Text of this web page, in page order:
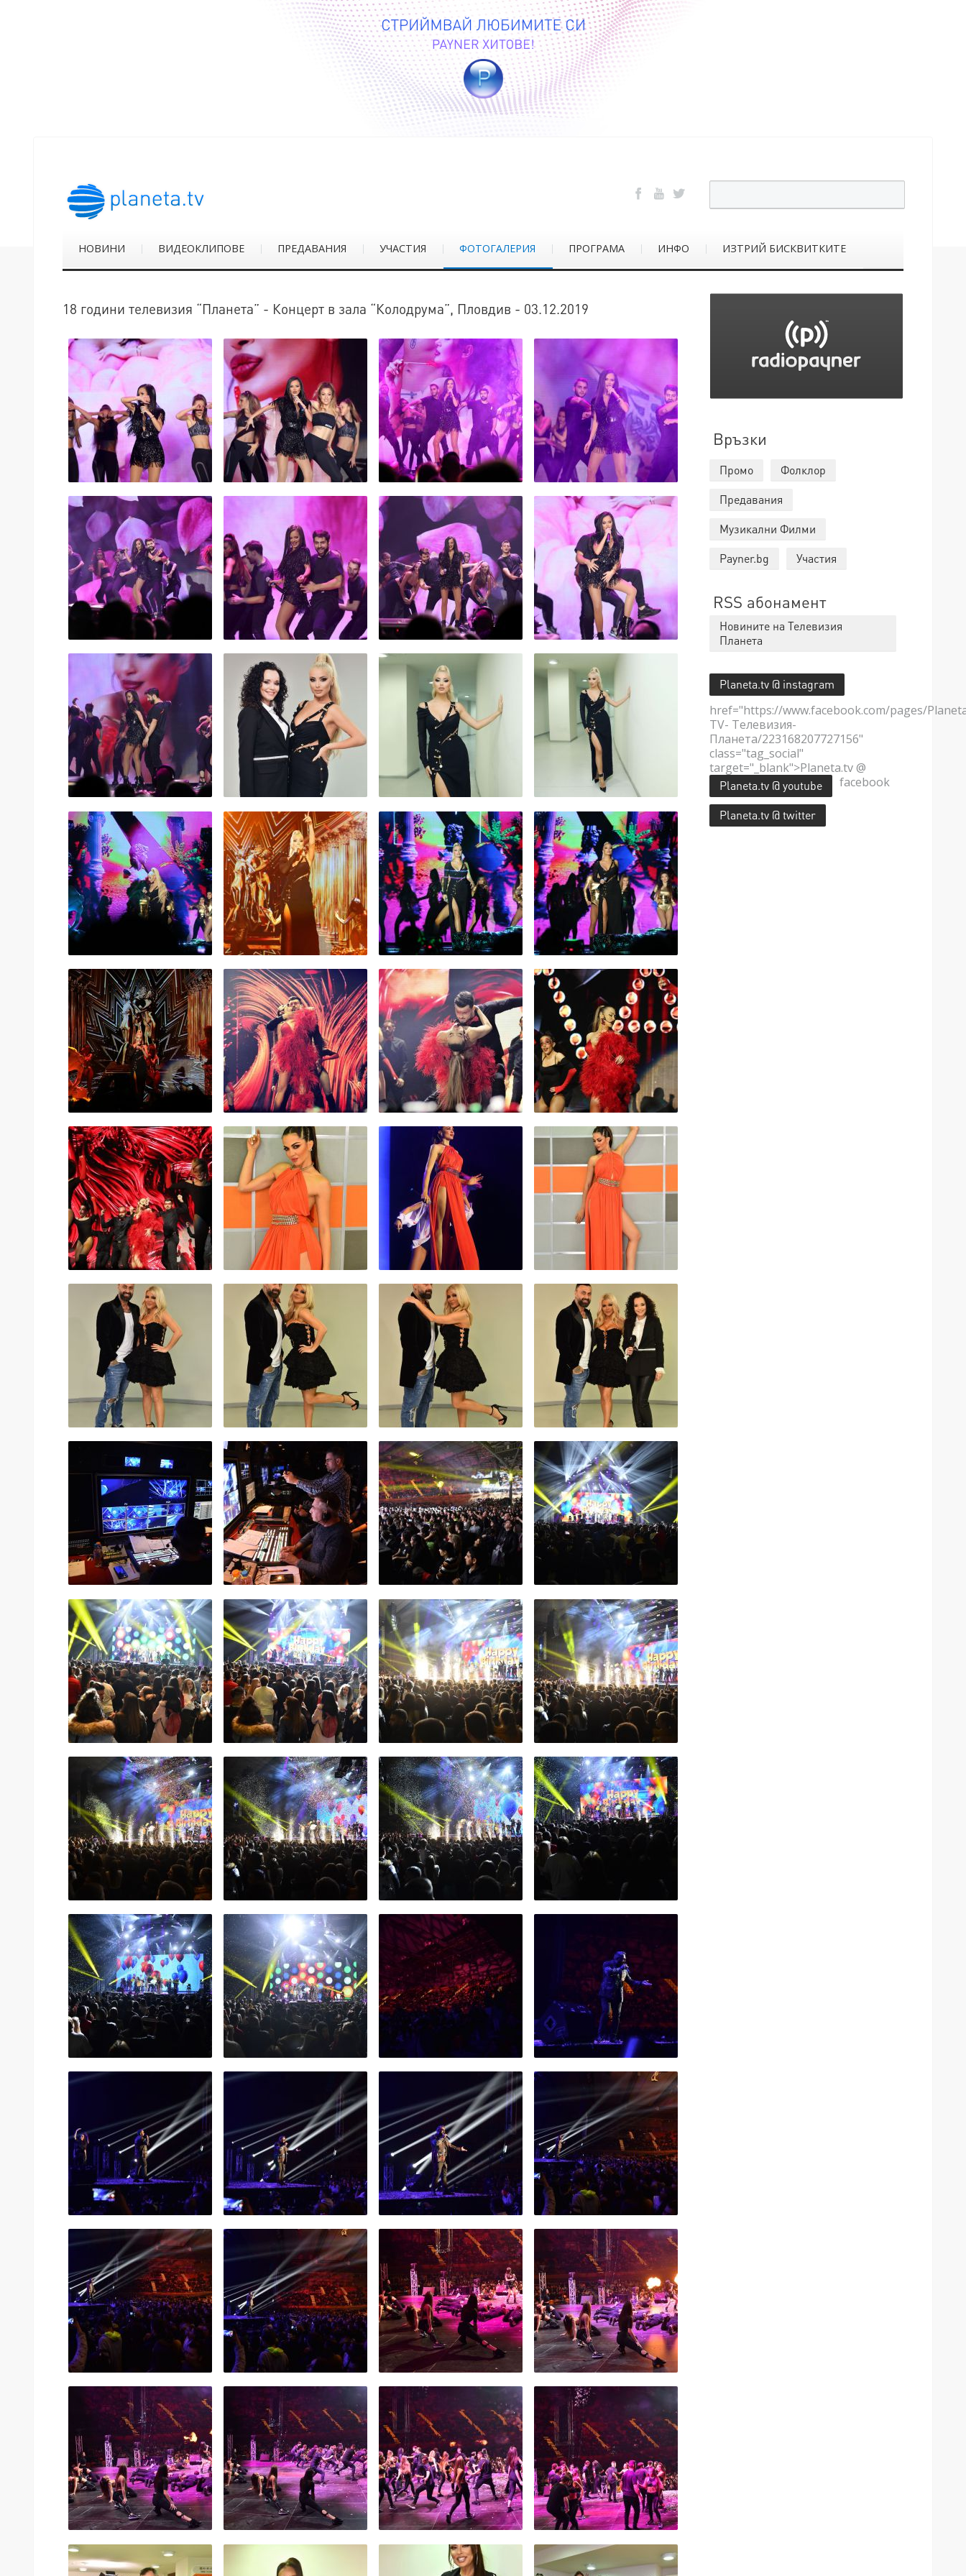
НОВИНИ ВИДЕОКЛИПОВЕ ПРЕДАВАНИЯ УЧАСТИЯ ФОТОГАЛЕРИЯ ПРОГРАМА ИНФО ИЗТРИЙ БИСКВИТКИТЕ
18 години телевизия “Планета” - Концерт в зала “Колодрума”, Пловдив - 03.12.2019
Връзки
Промо
Фолклор
Предавания
Музикални Филми
Payner.bg
Участия
RSS абонамент
Новините на Телевизия
Планета
Planeta.tv @ instagram
href="https://www.facebook.com/pages/
TV- Телевизия-
Планета/223168207727156"
class="tag_social"
target="_blank">Planeta.tv @
facebook
Planeta.tv @ youtube
Planeta.tv @ twitter